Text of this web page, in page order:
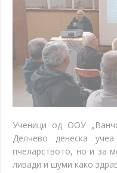
Ученици од ООУ
Делчево денеска
пчеларството, но и за
ливади и шуми како